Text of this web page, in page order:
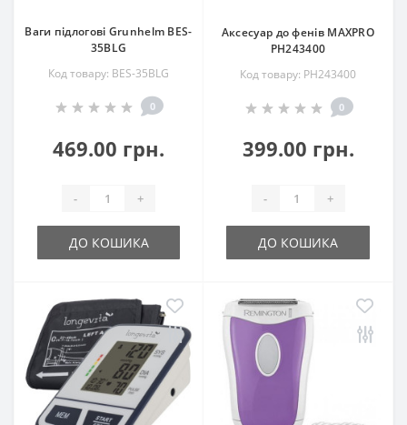
Ваги підлогові Grunhelm BES-
35BLG
Код товару: BES-35BLG
0
469.00 грн.
- +
ДО КОШИКА
Аксесуар до фенів MAXPRO
РН243400
Код товару: РН243400
0
399.00 грн.
- +
ДО КОШИКА